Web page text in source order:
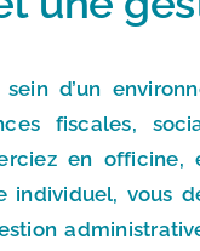
d’un
fiscales,
en
vous